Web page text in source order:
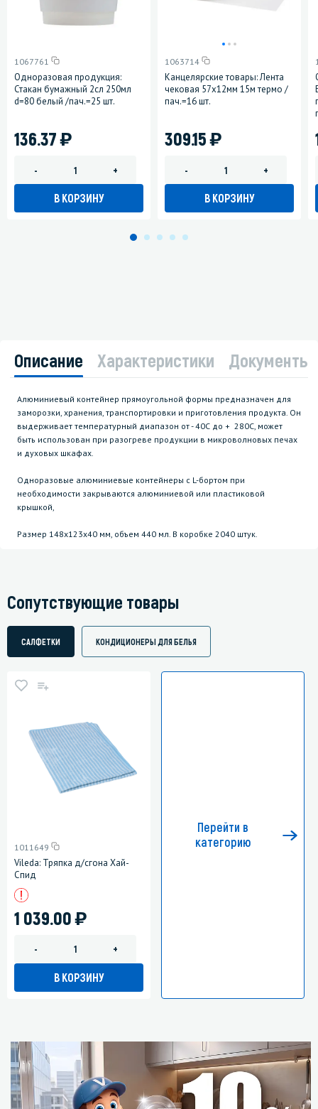
1067761
Одноразовая продукция:
Стакан бумажный 2сл 250мл
d=80 белый /пач.=25 шт.
136.37)
- +
В КОРЗИНУ
1063714
Канцелярские товары: Лента
чековая 57х12мм 15м термо /
пач.=16 шт.
309.15)
- +
В КОРЗИНУ
Описание Характеристики Документы
Алюминиевый контейнер прямоугольной формы предназначен для
заморозки, хранения, транспортировки и приготовления продукта. Он
выдерживает температурный диапазон от - 40С до + 280С, может
быть использован при разогреве продукции в микроволновых печах
и духовых шкафах.
Одноразовые алюминиевые контейнеры c L-бортом при
необходимости закрываются алюминиевой или пластиковой
крышкой,
Размер 148х123х40 мм, объем 440 мл. В коробке 2040 штук.
Сопутствующие товары
САЛФЕТКИ КОНДИЦИОНЕРЫ ДЛЯ БЕЛЬЯ
1011649
Vileda: Тряпка д/сгона Хай-
Спид
1 039.00)
- +
В КОРЗИНУ
Перейти в
категорию